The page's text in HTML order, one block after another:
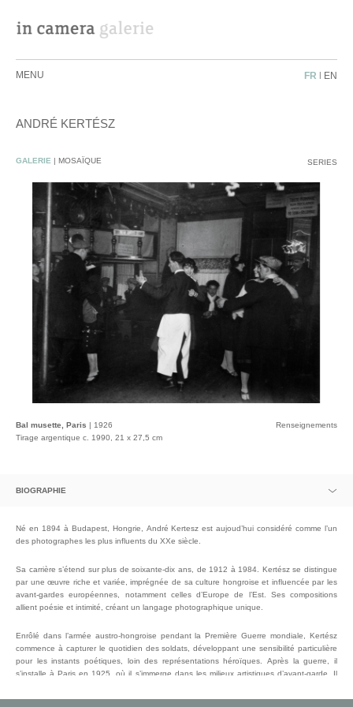
MENU FR | EN
ANDRÉ KERTÉSZ
GALERIE | MOSAÏQUE SERIES
Bal musette, Paris | 1926
Renseignements
Tirage argentique c. 1990, 21 x 27,5 cm
BIOGRAPHIE
Né en 1894 à Budapest, Hongrie, André Kertesz est aujoud’hui considéré comme l’un
des photographes les plus influents du XXe siècle.
Sa carrière s’étend sur plus de soixante-dix ans, de 1912 à 1984. Kertész se distingue
par une œuvre riche et variée, imprégnée de sa culture hongroise et influencée par les
avant-gardes européennes, notamment celles d’Europe de l’Est. Ses compositions
allient poésie et intimité, créant un langage photographique unique.
Enrôlé dans l’armée austro-hongroise pendant la Première Guerre mondiale, Kertész
commence à capturer le quotidien des soldats, développant une sensibilité particulière
pour les instants poétiques, loin des représentations héroïques. Après la guerre, il
s’installe à Paris en 1925, où il s’immerge dans les milieux artistiques d’avant-garde. Il
parisiens. Sa première exposition a lieu en 1927 à la galerie « Le Sacre du Printemps ».
OEUVRE :
MESSAGE :